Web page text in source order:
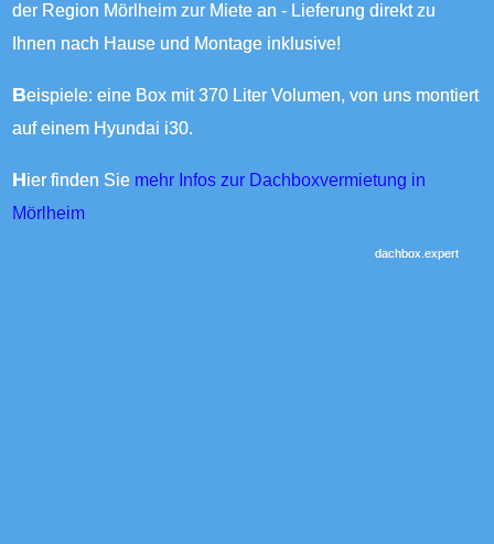
der Region Mörlheim zur Miete an - Lieferung direkt zu
Ihnen nach Hause und Montage inklusive!
Beispiele: eine Box mit 370 Liter Volumen, von uns montiert
auf einem Hyundai i30.
Hier finden Sie mehr Infos zur Dachboxvermietung in
Mörlheim
dachbox.expert